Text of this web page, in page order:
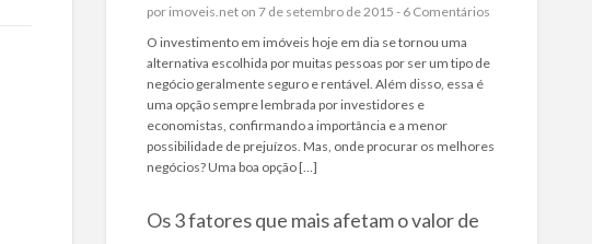
por imoveis.neton 7 de setembro de 2015 - 6 Comentários
O investimento em imóveis hoje em dia se tornou uma
alternativa escolhida por muitas pessoas por ser um tipo de
negócio geralmente seguro e rentável. Além disso, essa é
uma opção sempre lembrada por investidores e
economistas, confirmando a importância e a menor
possibilidade de prejuízos. Mas, onde procurar os melhores
negócios? Uma boa opção […]
Os 3 fatores que mais afetam o valor de